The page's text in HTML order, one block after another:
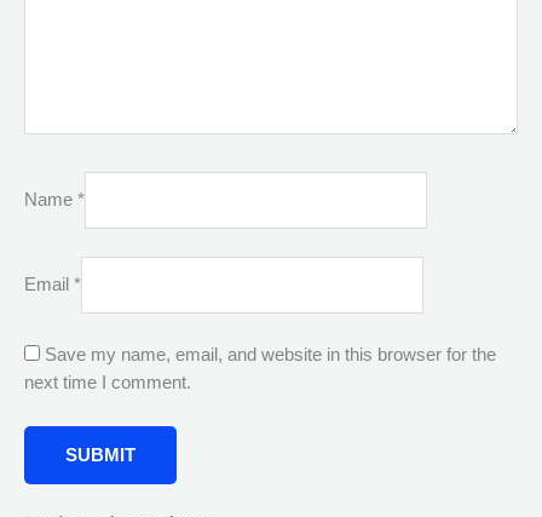
Name *
Email *
Save my name, email, and website in this browser for the
next time I comment.